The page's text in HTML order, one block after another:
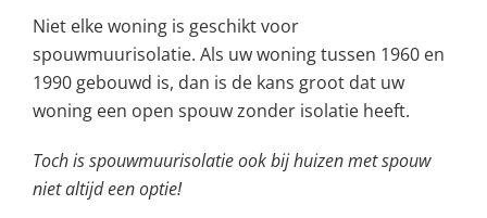
Niet elke woning is geschikt voor
spouwmuurisolatie. Als uw woning tussen 1960 en
1990 gebouwd is, dan is de kans groot dat uw
woning een open spouw zonder isolatie heeft.
Toch is spouwmuurisolatie ook bij huizen met spouw
niet altijd een optie!